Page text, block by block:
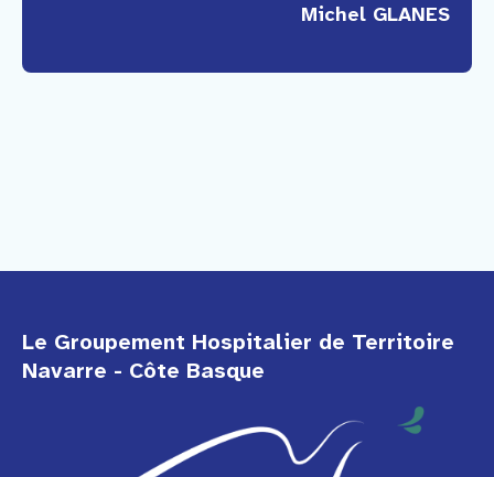
Michel GLANES
Le Groupement Hospitalier de Territoire
Navarre - Côte Basque